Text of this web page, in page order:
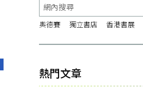
奧德賽 獨立書店 香港書展
熱門文章